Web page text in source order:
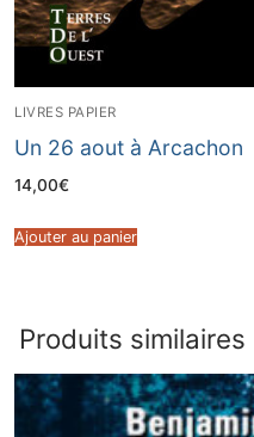
LIVRES PAPIER
Un 26 aout à Arcachon
14,00€
Ajouter au panier
Produits similaires